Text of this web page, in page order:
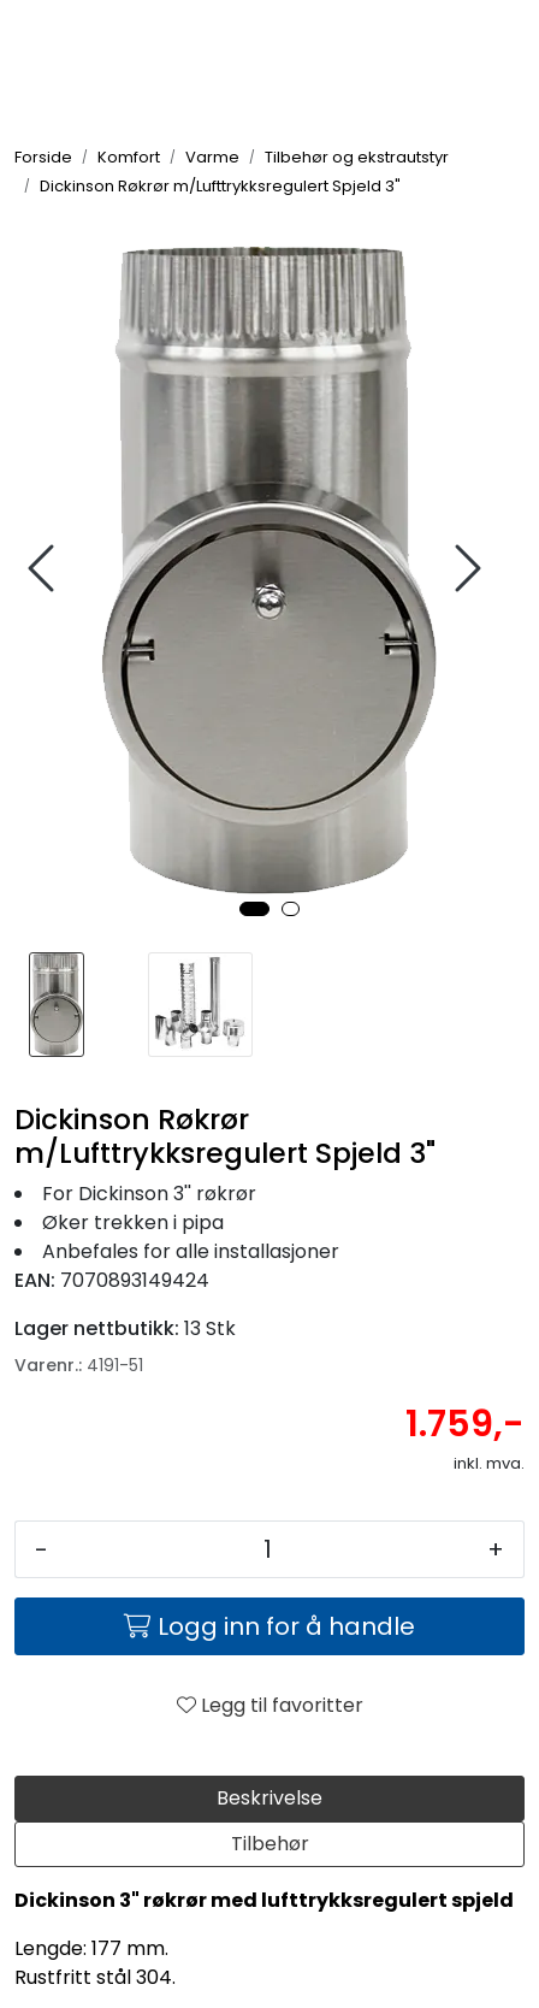
Forside Komfort Varme
Tilbehør og ekstrautstyr
Dickinson Røkrør m/Lufttrykksregulert Spjeld 3"
Beskrivelse
Tilbehør
Dickinson 3" røkrør med lufttrykksregulert spjeld
Lengde: 177 mm.
Rustfritt stål 304.
Dickinson Røkrør
m/Lufttrykksregulert Spjeld 3"
For Dickinson 3'' røkrør
Øker trekken i pipa
Anbefales for alle installasjoner
EAN: 7070893149424
Lager nettbutikk: 13 Stk
Varenr.: 4191-51
1.759,-
inkl. mva.
- +
Logg inn for å handle
Legg til favoritter
Elektrisk
Bygg/Innredning
Komfort
Fortøyning
Fritid/Sikkerhet
Båtpleie/Opplag